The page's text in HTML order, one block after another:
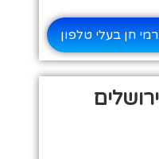
חן בעלי טלפון